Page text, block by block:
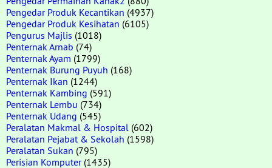
Pengedar Produk Kecantikan (4937)
Pengedar Produk Kesihatan (6105)
Pengurus Majlis (1018)
Penternak Arnab (74)
Penternak Ayam (1799)
Penternak Burung Puyuh (168)
Penternak Ikan (1244)
Penternak Kambing (591)
Penternak Lembu (734)
Penternak Udang (545)
Peralatan Makmal & Hospital (602)
Peralatan Pejabat & Sekolah (1598)
Peralatan Sukan (795)
Perisian Komputer(1435)